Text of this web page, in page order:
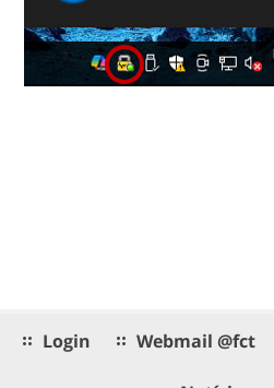
Login Webmail @fct